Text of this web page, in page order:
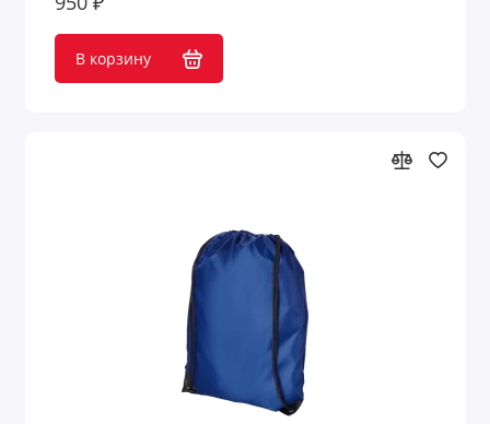
В корзину